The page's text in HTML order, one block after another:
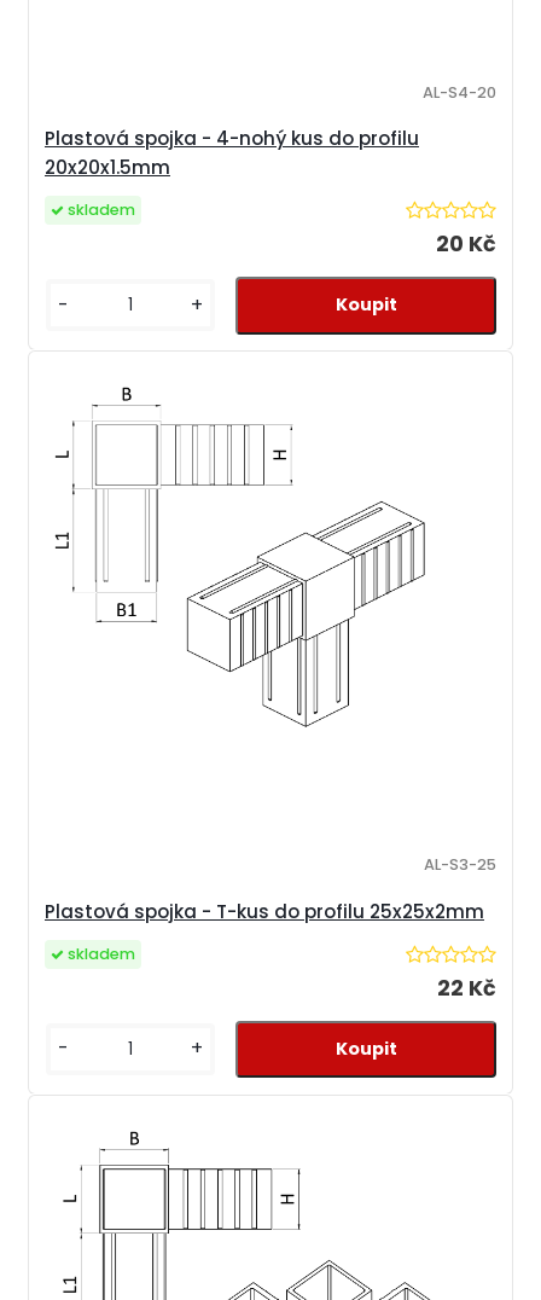
Plastová spojka - 4-nohý kus do profilu
20x20x1.5mm
AL-S4-20
20 Kč
skladem
- +
Plastová spojka - T-kus do profilu 25x25x2mm
AL-S3-25
22 Kč
skladem
- +